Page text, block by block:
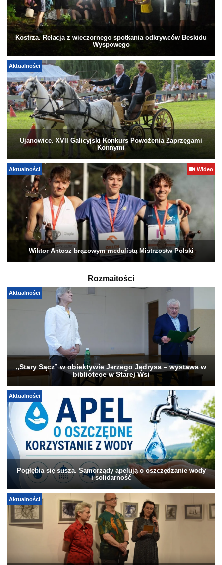
Kostrza. Relacja z wieczornego spotkania odkrywców Beskidu
Wyspowego
Aktualności
Ujanowice. XVII Galicyjski Konkurs Powożenia Zaprzęgami
Konnymi
Aktualności Wideo
Wiktor Antosz brązowym medalistą Mistrzostw Polski
Rozmaitości
Aktualności
„Stary Sącz” w obiektywie Jerzego Jędrysa – wystawa w
bibliotece w Starej Wsi
Aktualności
Pogłębia się susza. Samorządy apelują o oszczędzanie wody
i solidarność
Aktualności